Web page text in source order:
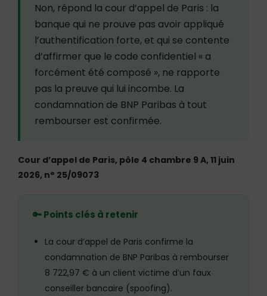
Non, répond la cour d’appel de Paris : la
banque qui ne prouve pas avoir appliqué
l’authentification forte, et qui se contente
d’affirmer que le code confidentiel « a
forcément été composé », ne rapporte
pas la preuve qui lui incombe. La
condamnation de BNP Paribas à tout
rembourser est confirmée.
Cour d’appel de Paris, pôle 4 chambre 9 A, 11 juin
2026, n° 25/09073
🔑 Points clés à retenir
La cour d’appel de Paris confirme la
condamnation de BNP Paribas à rembourser
8 722,97 € à un client victime d’un faux
conseiller bancaire (spoofing).